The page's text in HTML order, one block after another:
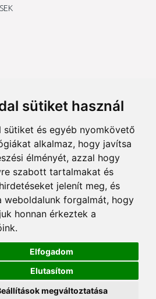
sütiket használ
sütiket és egyéb nyomkövető
alkalmaz, hogy javítsa
élményét, azzal hogy
szabott tartalmakat és
jelenít meg, és
weboldalunk forgalmát, hogy
honnan érkeztek a
Elfogadom
Elutasítom
megváltoztatása